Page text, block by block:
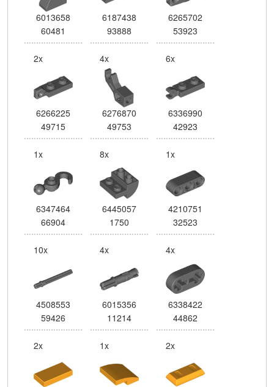
6013658
60481
6187438
93888
6265702
53923
2x
6266225
49715
4x
6276870
49753
6x
6336990
42923
1x
6347464
66904
8x
6445057
1750
1x
4210751
32523
10x
4508553
59426
4x
6015356
11214
4x
6338422
44862
2x 1x 2x